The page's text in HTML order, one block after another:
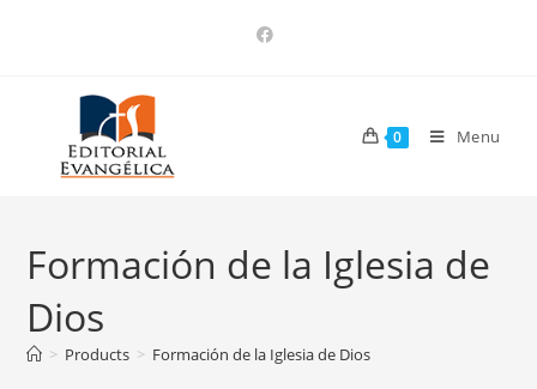
0 Menu
Formación de la Iglesia de
Dios
> Products > Formación de la Iglesia de Dios